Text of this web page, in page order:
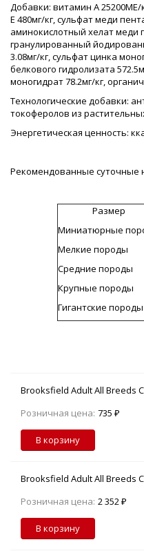
Добавки: витамин А 25200МЕ/
Е 480мг/кг, сульфат меди
аминокислотный хелат меди
гранулированный
3.08мг/кг, сульфат цинка
белкового гидролизата
моногидрат 78.2мг/кг,
Технологические добавки:
токоферолов из
Энергетическая ценность:
Рекомендованные суточные
Размер
Миниатюрные
Мелкие породы
Средние породы
Крупные породы
Гигантские породы
Brooksfield Adult All Breeds
Розничная цена: 735 ₽
В корзину
Brooksfield Adult All Breeds
Розничная цена: 2 352 ₽
В корзину